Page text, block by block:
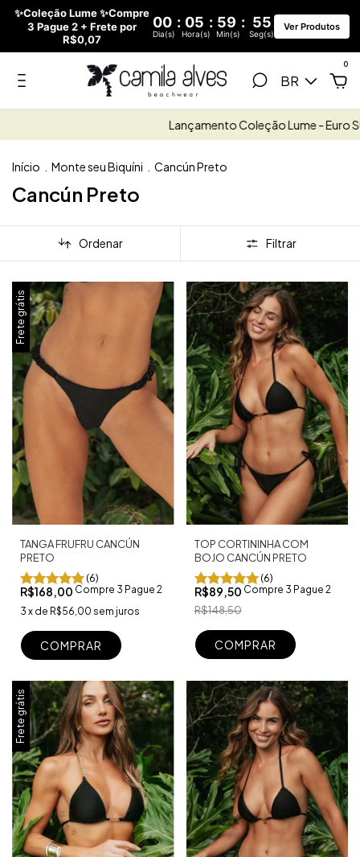
✨Coleção Lume ✨Compre
3 Pague 2 + Frete por
R$0,07
00 : 05 : 59 : 54
Dia(s) Hora(s) Min(s) Seg(s)
Ver Produtos
BR
0
Lançamento Coleção Lume - Euro Summer
Início Monte seu Biquíni Cancún Preto
Cancún Preto
Ordenar Filtrar
Frete grátis
TANGA FRUFRU CANCÚN
PRETO
(6)
R$168,00 Compre 3 Pague 2
3 x de R$56,00 sem juros
COMPRAR
TOP CORTININHA COM
BOJO CANCÚN PRETO
(6)
R$89,50 Compre 3 Pague 2
R$148,50
COMPRAR
Frete grátis